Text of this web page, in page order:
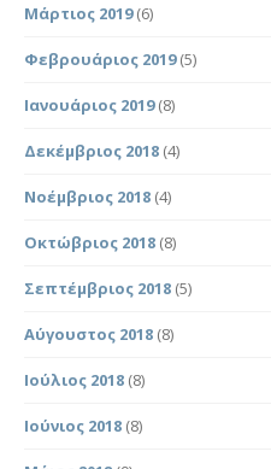
Μάρτιος 2019(6)
Φεβρουάριος 2019(5)
Ιανουάριος 2019(8)
Δεκέμβριος 2018 (4)
Νοέμβριος 2018 (4)
Οκτώβριος 2018 (8)
Σεπτέμβριος 2018 (5)
Αύγουστος 2018 (8)
Ιούλιος 2018 (8)
Ιούνιος 2018 (8)